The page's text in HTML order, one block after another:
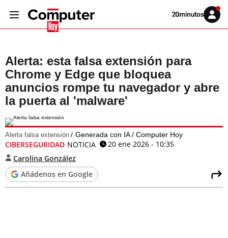
Volver
Iniciar
sesión
Alerta: esta falsa extensión para
Chrome y Edge que bloquea
anuncios rompe tu navegador y abre
la puerta al 'malware'
Alerta falsa extensión Generada con IA / Computer Hoy
CIBERSEGURIDAD NOTICIA
20 ene 2026 - 10:35
Carolina González
Añádenos en Google